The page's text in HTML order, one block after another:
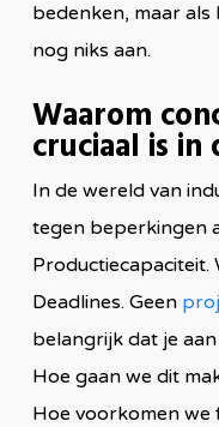
bedenken, maar als
nog niks aan.
Waarom
cruciaal is
In de wereld van
tegen beperkingen
Productiecapaciteit.
Deadlines. Geen
belangrijk dat je
Hoe gaan we dit
Hoe voorkomen